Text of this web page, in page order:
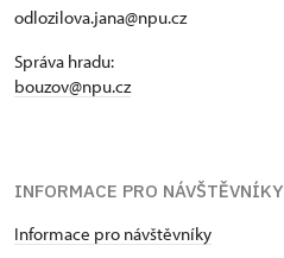
odlozilova.jana@npu.cz
Správa hradu:
bouzov@npu.cz
INFORMACE PRO NÁVŠTĚVNÍKY
Informace pro návštěvníky